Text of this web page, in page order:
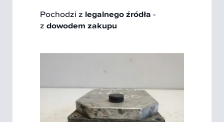
Pochodzi z legalnego źródła -
z dowodem zakupu